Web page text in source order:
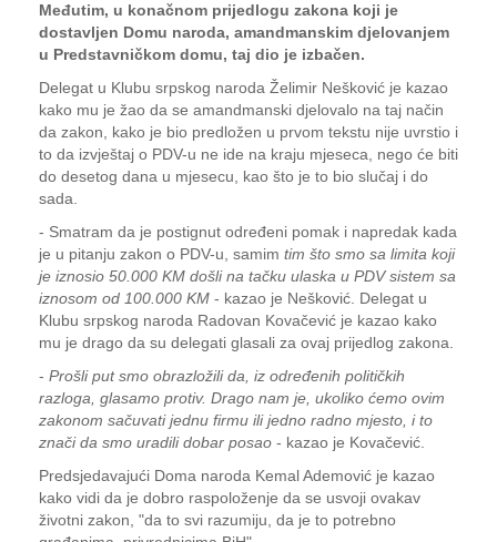
Međutim, u konačnom prijedlogu zakona koji je
dostavljen Domu naroda, amandmanskim djelovanjem
u Predstavničkom domu, taj dio je izbačen.
Delegat u Klubu srpskog naroda Želimir Nešković je kazao
kako mu je žao da se amandmanski djelovalo na taj način
da zakon, kako je bio predložen u prvom tekstu nije uvrstio i
to da izvještaj o PDV-u ne ide na kraju mjeseca, nego će biti
do desetog dana u mjesecu, kao što je to bio slučaj i do
sada.
- Smatram da je postignut određeni pomak i napredak kada
je u pitanju zakon o PDV-u, samim tim što smo sa limita koji
je iznosio 50.000 KM došli na tačku ulaska u PDV sistem sa
iznosom od 100.000 KM - kazao je Nešković. Delegat u
Klubu srpskog naroda Radovan Kovačević je kazao kako
mu je drago da su delegati glasali za ovaj prijedlog zakona.
- Prošli put smo obrazložili da, iz određenih političkih
razloga, glasamo protiv. Drago nam je, ukoliko ćemo ovim
zakonom sačuvati jednu firmu ili jedno radno mjesto, i to
znači da smo uradili dobar posao - kazao je Kovačević.
Predsjedavajući Doma naroda Kemal Ademović je kazao
kako vidi da je dobro raspoloženje da se usvoji ovakav
životni zakon, "da to svi razumiju, da je to potrebno